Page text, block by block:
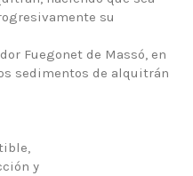
su
Fuegonet de Massó, en
sedimentos de alquitrán
y